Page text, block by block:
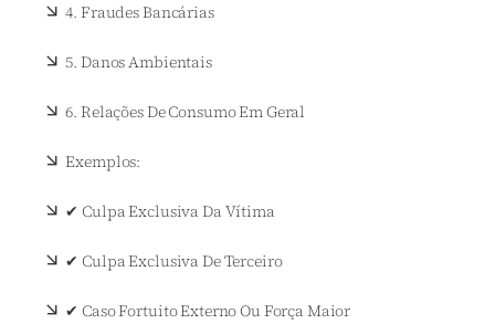
4. Fraudes Bancárias
5. Danos Ambientais
6. Relações De Consumo Em Geral
Exemplos:
✔ Culpa Exclusiva Da Vítima
✔ Culpa Exclusiva De Terceiro
✔ Caso Fortuito Externo Ou Força Maior